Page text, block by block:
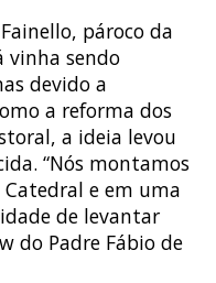
pároco da
vinha sendo
devido a
a reforma dos
a ideia levou
“Nós montamos
Catedral e em uma
de levantar
do Padre Fábio de